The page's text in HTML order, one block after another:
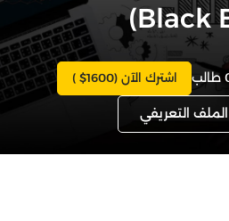
Black
طالب اشترك الآن( $1600)
التعريفي